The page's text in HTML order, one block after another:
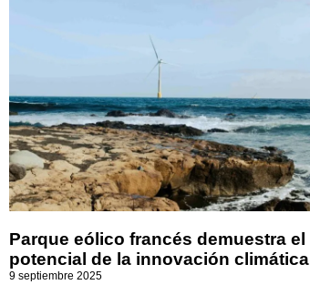
Parque eólico francés demuestra el
potencial de la innovación climática
9 septiembre 2025